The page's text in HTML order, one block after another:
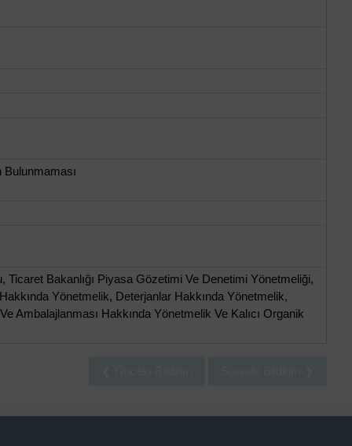
Ticaret Bakanlığı Piyasa Gözetimi Ve Denetimi Yönetmeliği,
Yönetmelik, Deterjanlar Hakkında Yönetmelik,
Ambalajlanması Hakkında Yönetmelik Ve Kalıcı Organik